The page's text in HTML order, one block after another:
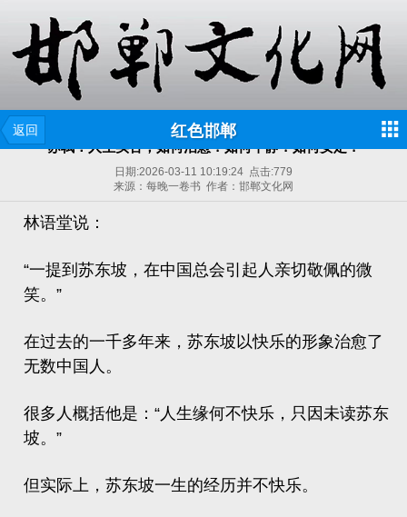
返回 红色邯郸
苏轼：人生实苦，如何治愈？如何平静？如何安定？
日期:2026-03-11 10:19:24 点击:779
来源：每晚一卷书 作者：邯郸文化网
林语堂说：
“一提到苏东坡，在中国总会引起人亲切敬佩的微
笑。”
在过去的一千多年来，苏东坡以快乐的形象治愈了
无数中国人。
很多人概括他是：“人生缘何不快乐，只因未读苏东
坡。”
但实际上，苏东坡一生的经历并不快乐。